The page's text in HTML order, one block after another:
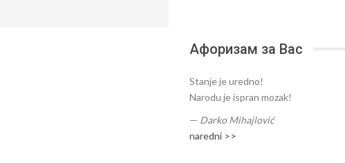
Афоризам за Вас
Stanje je uredno!
Narodu je ispran mozak!
— Darko Mihajlović
naredni >>